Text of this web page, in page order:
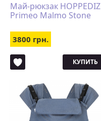
Май-рюкзак HOPPEDIZ
Primeo Malmo Stone
3800 грн.
КУПИТЬ